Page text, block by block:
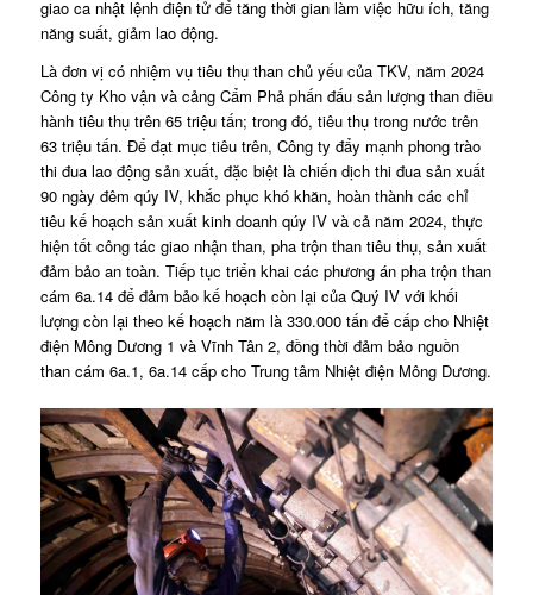
giao ca nhật lệnh điện tử để tăng thời gian làm việc hữu ích, tăng
năng suất, giảm lao động.
Là đơn vị có nhiệm vụ tiêu thụ than chủ yếu của TKV, năm 2024
Công ty Kho vận và cảng Cẩm Phả phấn đấu sản lượng than điều
hành tiêu thụ trên 65 triệu tấn; trong đó, tiêu thụ trong nước trên
63 triệu tấn. Để đạt mục tiêu trên, Công ty đẩy mạnh phong trào
thi đua lao động sản xuất, đặc biệt là chiến dịch thi đua sản xuất
90 ngày đêm qúy IV, khắc phục khó khăn, hoàn thành các chỉ
tiêu kế hoạch sản xuất kinh doanh qúy IV và cả năm 2024, thực
hiện tốt công tác giao nhận than, pha trộn than tiêu thụ, sản xuất
đảm bảo an toàn. Tiếp tục triển khai các phương án pha trộn than
cám 6a.14 để đảm bảo kế hoạch còn lại của Quý IV với khối
lượng còn lại theo kế hoạch năm là 330.000 tấn để cấp cho Nhiệt
điện Mông Dương 1 và Vĩnh Tân 2, đồng thời đảm bảo nguồn
than cám 6a.1, 6a.14 cấp cho Trung tâm Nhiệt điện Mông Dương.